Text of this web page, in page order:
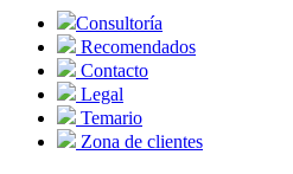
Consultoría
Recomendados
Contacto
Legal
Temario
Zona de clientes